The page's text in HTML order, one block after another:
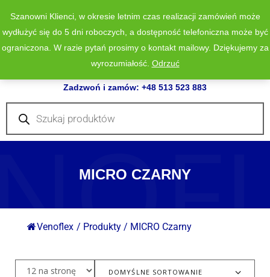
Zadzwoń i zamów: +48 513 523 883
Wyszukiwarka
produktów
MICRO CZARNY
Venoflex / Produkty / MICRO Czarny
DOMYŚLNE SORTOWANIE
Szanowni Klienci, w okresie letnim czas realizacji zamówień może
wydłużyć się do 5 dni roboczych, a dostępność telefoniczna może być
ograniczona. W razie pytań prosimy o kontakt mailowy. Dziękujemy za
wyrozumiałość. Odrzuć